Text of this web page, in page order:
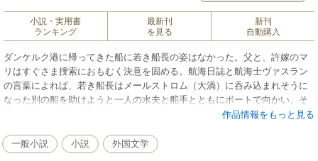
小説・実用書
ランキング
最新刊
を見る
新刊
自動購入
ダンケルク港に帰ってきた船に若き船長の姿はなかった。父と、許嫁のマ
リはすぐさま捜索におもむく決意を固める。航海日誌と航海士ヴァスラン
の言葉によれば、若き船長はメールストロム（大渦）に呑み込まれそうに
なった別の船を助けようと一人の水夫と舵手とともにボートで向かい、そ
作品情報をもっと見る
一般小説 小説 外国文学